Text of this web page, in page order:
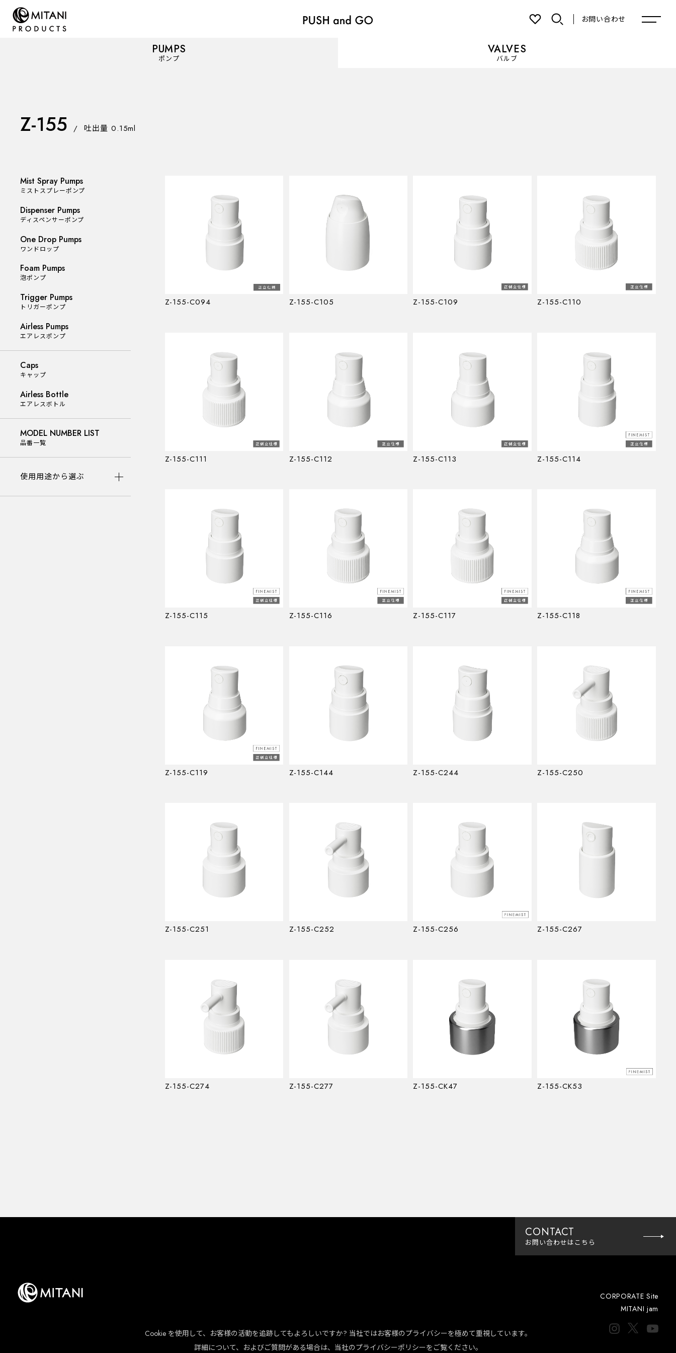
お問い合わせ
PUMPS
Dispenser Pumps
ワンドロップ
Foam Pumps
Trigger Pumps
エアレスポンプ
Caps
キャップ
Airless Bottle
MODEL NUMBER LIST
品番一覧
PUMPS
ポンプ
VALVES
バルブ
Z-155 / 吐出量 0.15ml
Mist Spray Pumps
ミストスプレーポンプ
Dispenser Pumps
ディスペンサーポンプ
One Drop Pumps
ワンドロップ
Foam Pumps
泡ポンプ
Trigger Pumps
トリガーポンプ
Airless Pumps
エアレスポンプ
Caps
キャップ
Airless Bottle
エアレスボトル
MODEL NUMBER LIST
品番一覧
使用用途から選ぶ
Z-155-C094 Z-155-C105 Z-155-C109 Z-155-C110
Z-155-C111 Z-155-C112 Z-155-C113 Z-155-C114
Z-155-C115 Z-155-C116 Z-155-C117 Z-155-C118
Z-155-C119 Z-155-C144 Z-155-C244 Z-155-C250
Z-155-C251 Z-155-C252 Z-155-C256 Z-155-C267
Z-155-C274 Z-155-C277 Z-155-CK47 Z-155-CK53
CONTACT
お問い合わせはこちら
CORPORATE Site
MITANI jam
Cookie を使用して、お客様の活動を追跡してもよろしいですか? 当社ではお客様のプライバシーを極めて重視しています。
詳細について、およびご質問がある場合は、当社のプライバシーポリシーをご覧ください。